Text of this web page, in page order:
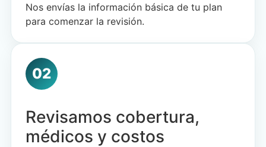
Nos envías la información básica de tu plan
para comenzar la revisión.
02
Revisamos cobertura,
médicos y costos